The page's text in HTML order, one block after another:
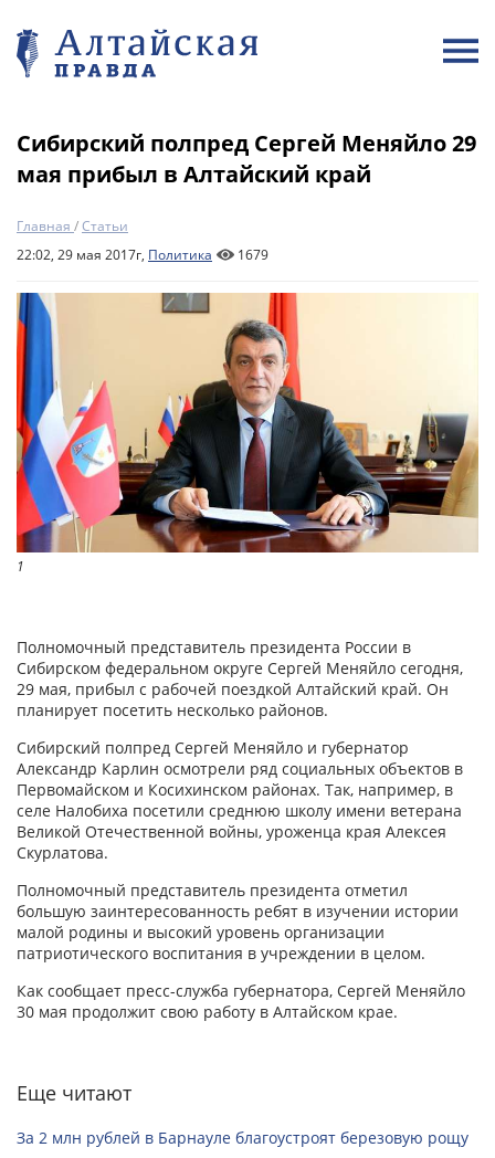
Сибирский полпред Сергей Меняйло 29
мая прибыл в Алтайский край
Главная /Статьи
22:02, 29 мая 2017г, Политика 1679
1
Полномочный представитель президента России в
Сибирском федеральном округе Сергей Меняйло сегодня,
29 мая, прибыл с рабочей поездкой Алтайский край. Он
планирует посетить несколько районов.
Сибирский полпред Сергей Меняйло и губернатор
Александр Карлин осмотрели ряд социальных объектов в
Первомайском и Косихинском районах. Так, например, в
селе Налобиха посетили среднюю школу имени ветерана
Великой Отечественной войны, уроженца края Алексея
Скурлатова.
Полномочный представитель президента отметил
большую заинтересованность ребят в изучении истории
малой родины и высокий уровень организации
патриотического воспитания в учреждении в целом.
Как сообщает пресс-служба губернатора, Сергей Меняйло
30 мая продолжит свою работу в Алтайском крае.
Еще читают
За 2 млн рублей в Барнауле благоустроят березовую рощу